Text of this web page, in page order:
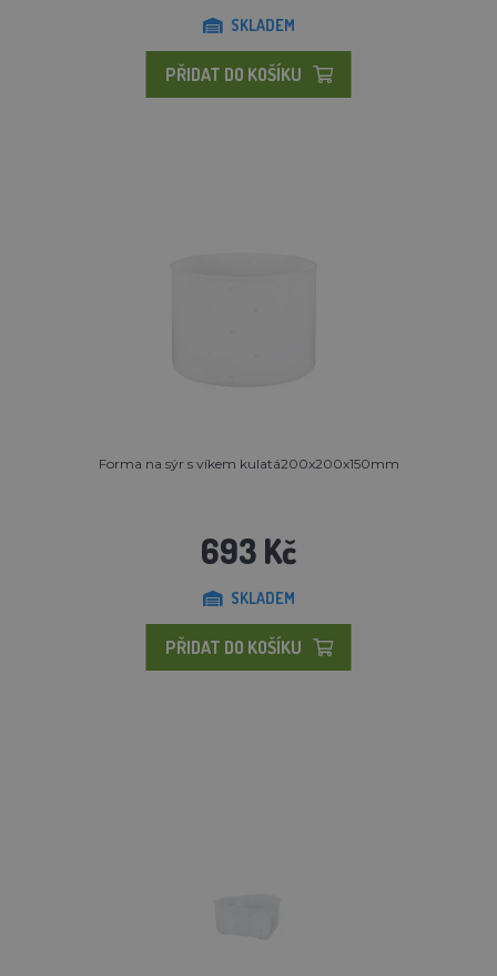
SKLADEM
PŘIDAT DO KOŠÍKU
Forma na sýr s víkem kulatá200x200x150mm
693 Kč
SKLADEM
PŘIDAT DO KOŠÍKU